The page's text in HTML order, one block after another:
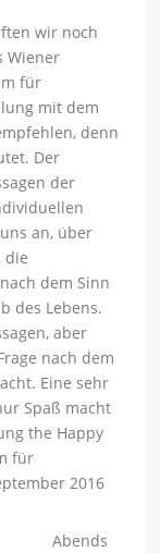
wir noch
Wiener
für
mit dem
denn
Der
der
an, über
die
dem Sinn
des Lebens.
aber
nach dem
Eine sehr
Spaß macht
the Happy
für
2016
Abends